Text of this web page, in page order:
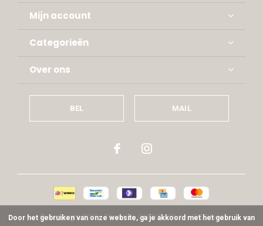
Mijn account
Categorieën
Over ons
BEL MAIL
© Copyright2026- Theme ByDMWSxPlus+ -RSS-feed
Door het gebruiken van onze website, ga je akkoord met het gebruik van